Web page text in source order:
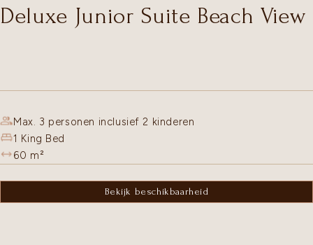
Deluxe Junior Suite Beach View
Max. 3 personen inclusief 2 kinderen
1 King Bed
60 m²
Bekijk beschikbaarheid